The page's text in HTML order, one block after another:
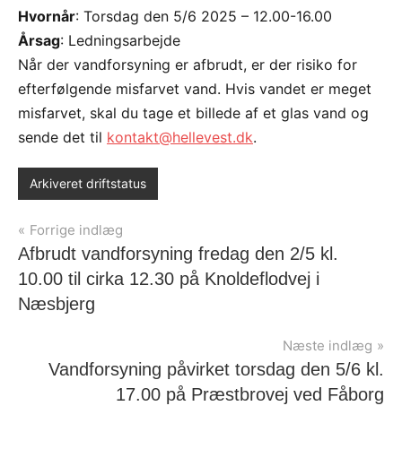
Hvornår: Torsdag den 5/6 2025 – 12.00-16.00
Årsag: Ledningsarbejde
Når der vandforsyning er afbrudt, er der risiko for
efterfølgende misfarvet vand. Hvis vandet er meget
misfarvet, skal du tage et billede af et glas vand og
sende det til kontakt@hellevest.dk.
Arkiveret driftstatus
Indlægsnavigation
Forrige indlæg
Afbrudt vandforsyning fredag den 2/5 kl.
10.00 til cirka 12.30 på Knoldeflodvej i
Næsbjerg
Næste indlæg
Vandforsyning påvirket torsdag den 5/6 kl.
17.00 på Præstbrovej ved Fåborg